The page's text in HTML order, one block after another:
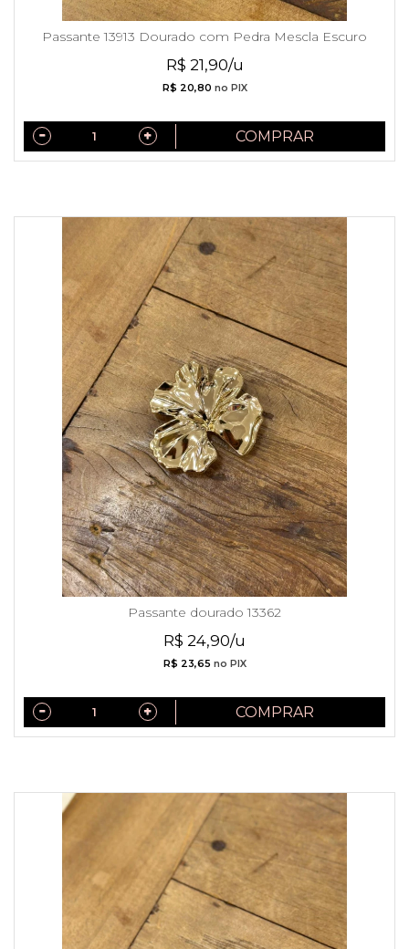
Passante 13913 Dourado com Pedra Mescla Escuro
R$ 21,90/u
R$ 20,80 no PIX
COMPRAR
Passante dourado 13362
R$ 24,90/u
R$ 23,65 no PIX
COMPRAR